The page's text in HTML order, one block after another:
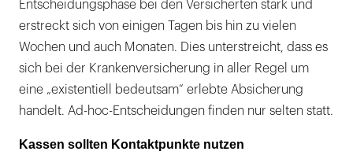
Entscheidungsphase bei den Versicherten stark und
erstreckt sich von einigen Tagen bis hin zu vielen
Wochen und auch Monaten. Dies unterstreicht, dass es
sich bei der Krankenversicherung in aller Regel um
eine „existentiell bedeutsam“ erlebte Absicherung
handelt. Ad-hoc-Entscheidungen finden nur selten statt.
Kassen sollten Kontaktpunkte nutzen